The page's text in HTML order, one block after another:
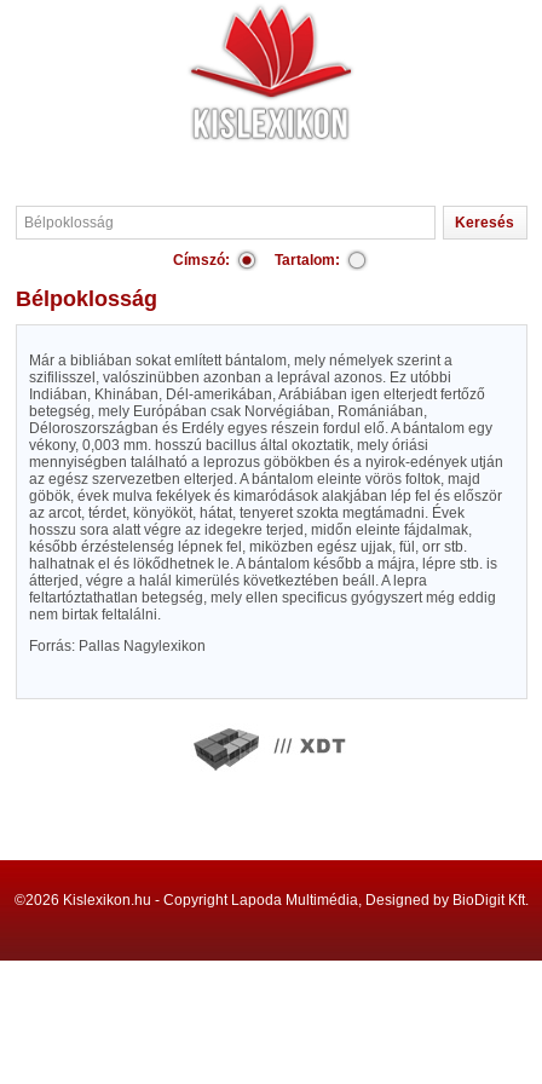
Címszó: Tartalom:
Bélpoklosság
Már a bibliában sokat említett bántalom, mely némelyek szerint a
szifilisszel, valószinübben azonban a leprával azonos. Ez utóbbi
Indiában, Khinában, Dél-amerikában, Arábiában igen elterjedt fertőző
betegség, mely Európában csak Norvégiában, Romániában,
Déloroszországban és Erdély egyes részein fordul elő. A bántalom egy
vékony, 0,003 mm. hosszú bacillus által okoztatik, mely óriási
mennyiségben található a leprozus göbökben és a nyirok-edények utján
az egész szervezetben elterjed. A bántalom eleinte vörös foltok, majd
göbök, évek mulva fekélyek és kimaródások alakjában lép fel és először
az arcot, térdet, könyököt, hátat, tenyeret szokta megtámadni. Évek
hosszu sora alatt végre az idegekre terjed, midőn eleinte fájdalmak,
később érzéstelenség lépnek fel, miközben egész ujjak, fül, orr stb.
halhatnak el és lökődhetnek le. A bántalom később a májra, lépre stb. is
átterjed, végre a halál kimerülés következtében beáll. A lepra
feltartóztathatlan betegség, mely ellen specificus gyógyszert még eddig
nem birtak feltalálni.
Forrás: Pallas Nagylexikon
©2026 Kislexikon.hu - Copyright Lapoda Multimédia, Designed by BioDigit Kft.